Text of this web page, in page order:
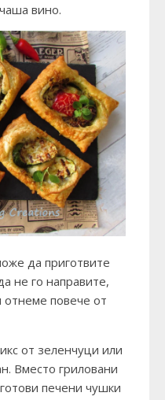
вино.
да приготвите
не го направите,
повече от
от зеленчуци или
Вместо гриловани
печени чушки